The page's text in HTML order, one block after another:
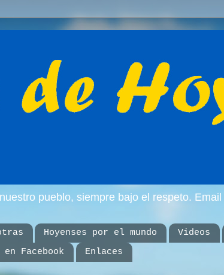
pueblo, siempre bajo el respeto.
Hoyenses por el mundo Videos
en Facebook Enlaces